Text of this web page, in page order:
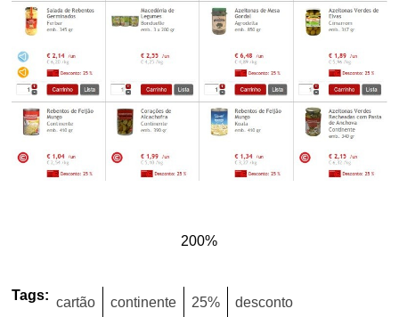
200%
Tags: cartão continente 25% desconto